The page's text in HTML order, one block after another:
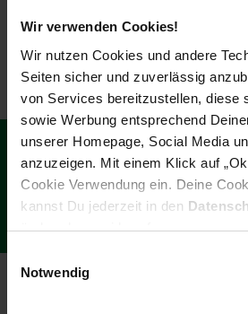
Wir verwenden Cookies!
Wir nutzen Cookies und andere
Seiten sicher und zuverlässig
von Services bereitzustellen, diese
sowie Werbung entsprechend
unserer Homepage, Social Media
anzuzeigen. Mit einem Klick auf
Cookie Verwendung ein. Deine
kannst Du jederzeit in den
ändern bzw. widerrufen.
Einwilligungsauswahl
Notwendig
69, nur 69,
Fußzeile
Newsletter Anmeldung
Abonniere unseren Newsletter
sichere dir einen 15 €**-
Jetzt Newsletter